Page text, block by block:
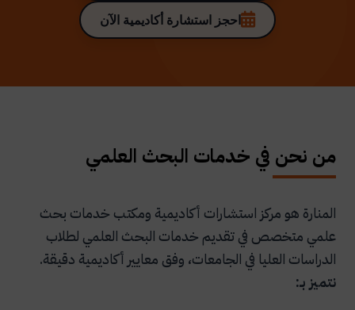
احجز استشارة أكاديمية الآن
من نحن في خدمات البحث العلمي
المنارة هو مركز استشارات أكاديمية ومكتب خدمات بحث
علمي متخصص في تقديم خدمات البحث العلمي لطلاب
الدراسات العليا في الجامعات، وفق معايير أكاديمية دقيقة.
نتميز بـ: